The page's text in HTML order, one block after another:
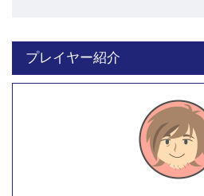
プレイヤー紹介